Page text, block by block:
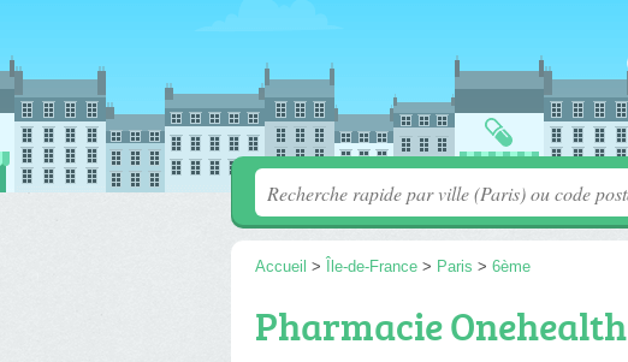
Accueil > Île-de-France > Paris > 6ème
Pharmacie Onehealth